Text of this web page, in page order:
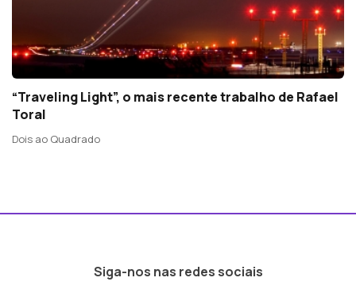
“Traveling Light”, o mais recente trabalho de Rafael
Toral
Dois ao Quadrado
Siga-nos nas redes sociais